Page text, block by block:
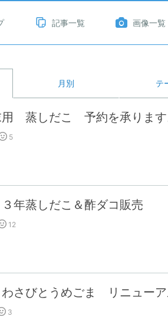
記事一覧 画像一覧
月別 テ
蒸しだこ 予約を承ります
5
年蒸しだこ＆酢ダコ販売
12
さびとうめごま リニューア
3